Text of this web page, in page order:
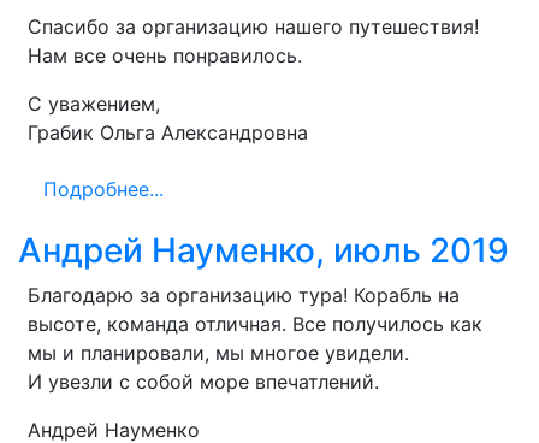
Спасибо за организацию нашего путешествия!
Нам все очень понравилось.
С уважением,
Грабик Ольга Александровна
Подробнее...
Андрей Науменко, июль 2019
Благодарю за организацию тура! Корабль на
высоте, команда отличная. Все получилось как
мы и планировали, мы многое увидели.
И увезли с собой море впечатлений.
Андрей Науменко